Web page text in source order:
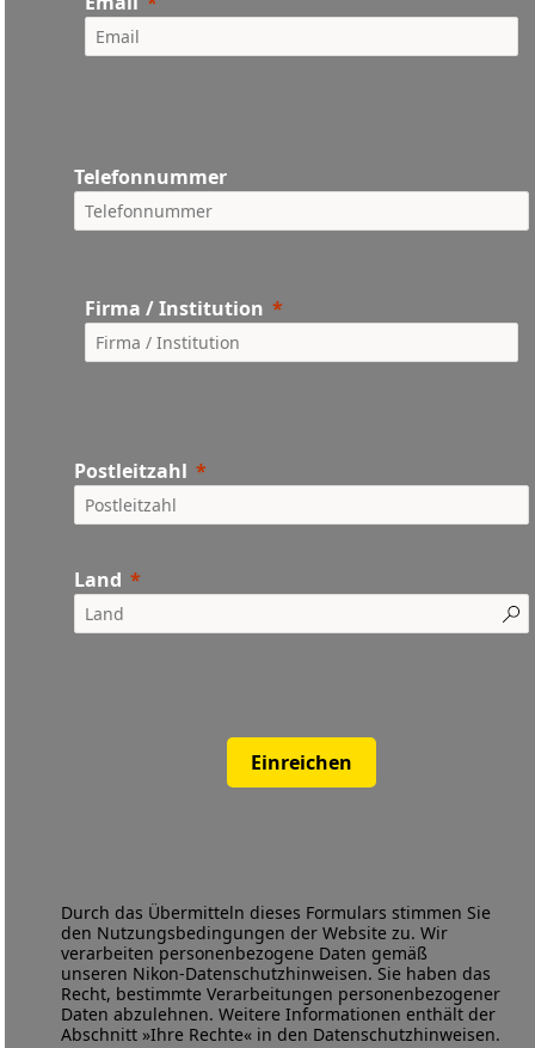
Telefonnummer
Firma / Institution
Postleitzahl
Land
Einreichen
Durch das Übermitteln dieses Formulars stimmen Sie
den Nutzungsbedingungen der Website zu. Wir
verarbeiten personenbezogene Daten gemäß
unseren Nikon-Datenschutzhinweisen. Sie haben das
Recht, bestimmte Verarbeitungen personenbezogener
Daten abzulehnen. Weitere Informationen enthält der
Abschnitt »Ihre Rechte« in den Datenschutzhinweisen.